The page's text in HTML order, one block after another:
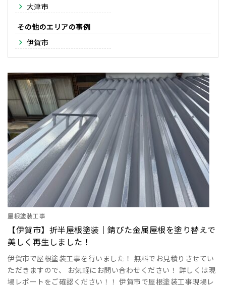
大津市
その他のエリア
伊賀市
屋根塗装工事
【伊賀市】折半屋根塗装｜錆びた金属屋根を塗り替えで
美しく再生しました！
伊賀市で屋根塗装工事を行いました！ 無料でお見積りさせてい
ただきますので、 お気軽にお問い合わせください！ 詳しくは現
場レポートをご確認ください！！ 伊賀市で屋根塗装工事現場レ